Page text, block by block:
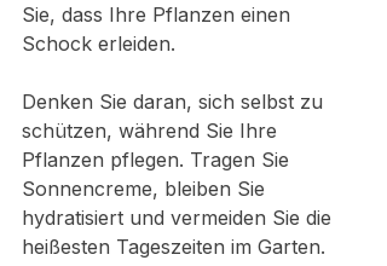
Sie, dass Ihre Pflanzen einen
Schock erleiden.
Denken Sie daran, sich selbst zu
schützen, während Sie Ihre
Pflanzen pflegen. Tragen Sie
Sonnencreme, bleiben Sie
hydratisiert und vermeiden Sie die
heißesten Tageszeiten im Garten.